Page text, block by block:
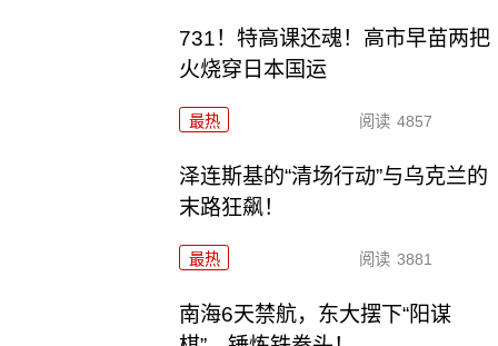
731！特高课还魂！高市早苗两把
火烧穿日本国运
最热 阅读 4857
泽连斯基的“清场行动”与乌克兰的
末路狂飙！
最热 阅读 3881
南海6天禁航，东大摆下“阳谋